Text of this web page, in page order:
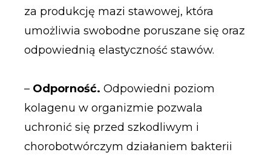
za produkcję mazi stawowej, która
umożliwia swobodne poruszane się oraz
odpowiednią elastyczność stawów.
– Odporność. Odpowiedni poziom
kolagenu w organizmie pozwala
uchronić się przed szkodliwym i
chorobotwórczym działaniem bakterii